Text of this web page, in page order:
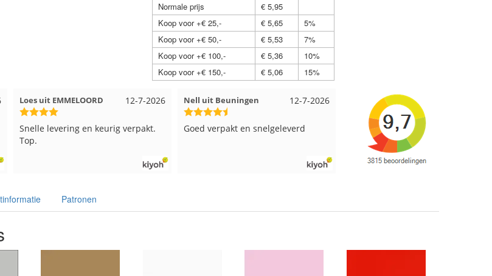
Normale prijs
€ 5,95
Koop voor +€ 25,-
€ 5,65
5%
Koop voor +€ 50,-
€ 5,53
7%
Koop voor +€ 100,-
€ 5,36
10%
Koop voor +€ 150,-
€ 5,06 15%
12-7-2026
Loes uit EMMELOORD
Snelle levering en keurig verpakt.
Top.
12-7-2026
Nell uit Beuningen
Goed verpakt en snelgeleverd
Wendy uit Amsterdam
Ruime keus aan viltwol, mooie
kleuren en goede kwaliteit. Snel
verzonden. Enigste wat ik een
beetje jammer vind is dat alles los
een doos gestopt. Geen kleur
welke kleurcode bij welke bol
Patronen